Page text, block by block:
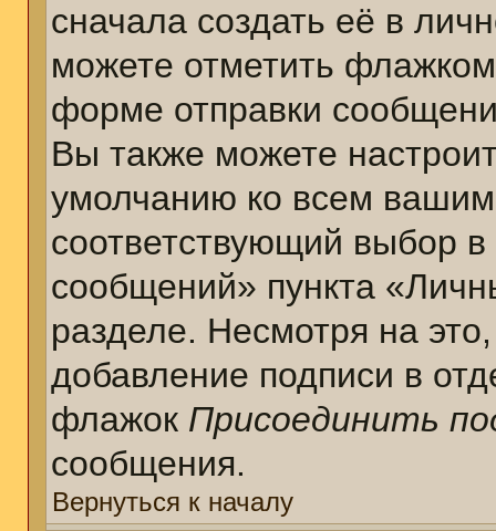
сначала создать её в
можете отметить
форме отправки
Вы также можете
умолчанию ко всем
соответствующий выбор
сообщений» пункта
разделе. Несмотря на
добавление подписи в
флажок Присоединить
сообщения.
Вернуться к началу